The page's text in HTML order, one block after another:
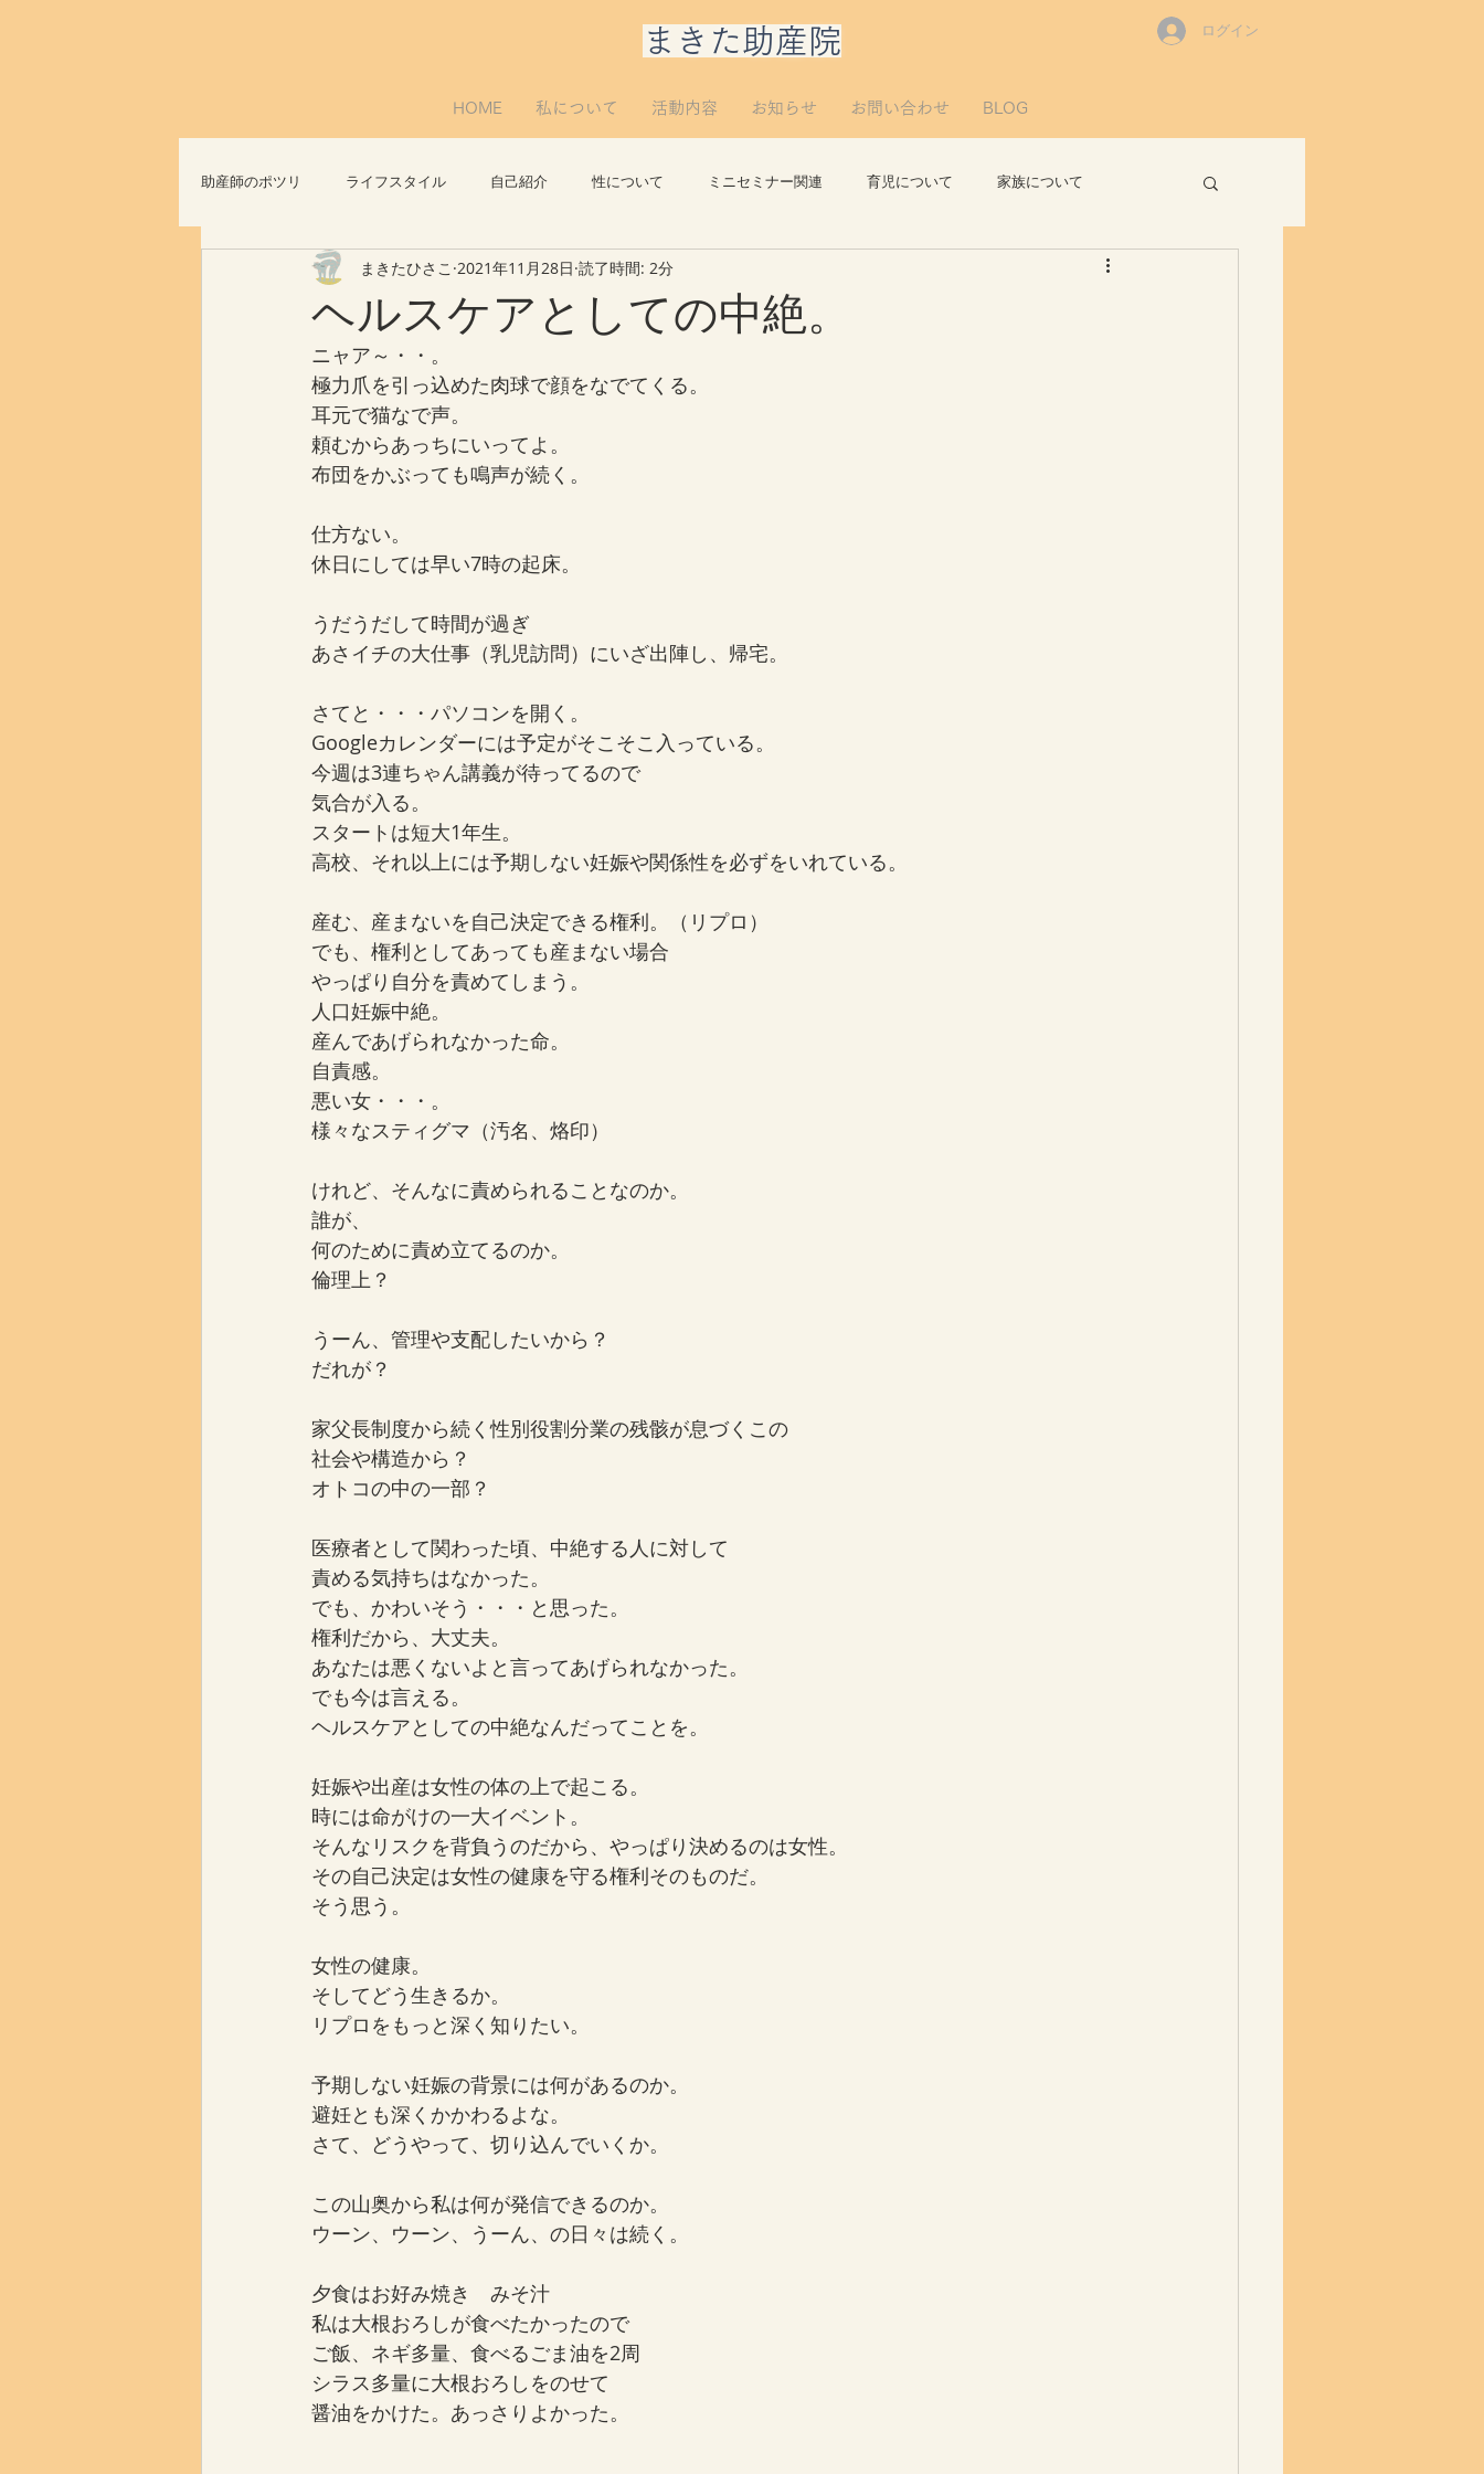
​まきた助産院 ログイン
HOME 私について 活動内容 お知らせ お問い合わせ BLOG
助産師のポツリ ライフスタイル 自己紹介 性について ミニセミナー関連 育児について 家族について
おっぱいについて 思い出 講義について
ヘルスケアとしての中絶。
まきたひさこ 2021年11月28日 読了時間: 2分
ニャア～・・。
極力爪を引っ込めた肉球で顔をなでてくる。
耳元で猫なで声。
頼むからあっちにいってよ。
布団をかぶっても鳴声が続く。
仕方ない。
休日にしては早い7時の起床。
うだうだして時間が過ぎ
あさイチの大仕事（乳児訪問）にいざ出陣し、帰宅。
さてと・・・パソコンを開く。
Googleカレンダーには予定がそこそこ入っている。
今週は3連ちゃん講義が待ってるので
気合が入る。
スタートは短大1年生。
高校、それ以上には予期しない妊娠や関係性を必ずをいれている。
産む、産まないを自己決定できる権利。（リプロ）
でも、権利としてあっても産まない場合
やっぱり自分を責めてしまう。
人口妊娠中絶。
産んであげられなかった命。
自責感。
悪い女・・・。
様々なスティグマ（汚名、烙印）
けれど、そんなに責められることなのか。
誰が、
何のために責め立てるのか。
倫理上？
うーん、管理や支配したいから？
だれが？
家父長制度から続く性別役割分業の残骸が息づくこの
社会や構造から？
オトコの中の一部？
医療者として関わった頃、中絶する人に対して
責める気持ちはなかった。
でも、かわいそう・・・と思った。
権利だから、大丈夫。
あなたは悪くないよと言ってあげられなかった。
でも今は言える。
ヘルスケアとしての中絶なんだってことを。
妊娠や出産は女性の体の上で起こる。
時には命がけの一大イベント。
そんなリスクを背負うのだから、やっぱり決めるのは女性。
その自己決定は女性の健康を守る権利そのものだ。
そう思う。
女性の健康。
そしてどう生きるか。
リプロをもっと深く知りたい。
予期しない妊娠の背景には何があるのか。
避妊とも深くかかわるよな。
さて、どうやって、切り込んでいくか。
この山奥から私は何が発信できるのか。
ウーン、ウーン、うーん、の日々は続く。
夕食はお好み焼き　みそ汁
私は大根おろしが食べたかったので
ご飯、ネギ多量、食べるごま油を2周
シラス多量に大根おろしをのせて
醤油をかけた。あっさりよかった。